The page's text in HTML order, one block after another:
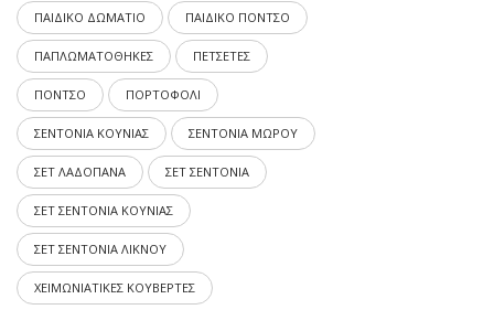
ΠΑΙΔΙΚΟ ΔΩΜΑΤΙΟ ΠΑΙΔΙΚΟ ΠΟΝΤΣΟ
ΠΑΠΛΩΜΑΤΟΘΗΚΕΣ ΠΕΤΣΕΤΕΣ
ΠΟΝΤΣΟ ΠΟΡΤΟΦΟΛΙ
ΣΕΝΤΟΝΙΑ ΚΟΥΝΙΑΣ ΣΕΝΤΟΝΙΑ ΜΩΡΟΥ
ΣΕΤ ΛΑΔΟΠΑΝΑ ΣΕΤ ΣΕΝΤΟΝΙΑ
ΣΕΤ ΣΕΝΤΟΝΙΑ ΚΟΥΝΙΑΣ
ΣΕΤ ΣΕΝΤΟΝΙΑ ΛΙΚΝΟΥ
ΧΕΙΜΩΝΙΑΤΙΚΕΣ ΚΟΥΒΕΡΤΕΣ